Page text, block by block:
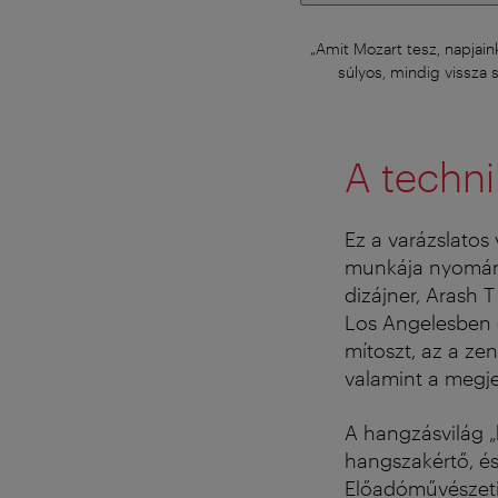
„Amit Mozart tesz,
súlyos, mindig vissza
A
Ez a
munkája
dizájner, Arash
Los
mítoszt, az a
valamint a
A hangzásvilág
hangszakértő,